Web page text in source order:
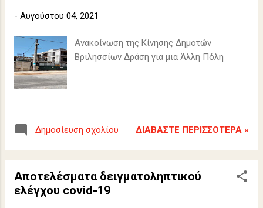
- Αυγούστου 04, 2021
Ανακοίνωση της Κίνησης Δημοτών
Βριλησσίων Δράση για μια Άλλη Πόλη
Δημοσίευση σχολίου ΔΙΑΒΆΣΤΕ ΠΕΡΙΣΣΌΤΕΡΑ »
Αποτελέσματα δειγματοληπτικού
ελέγχου covid-19